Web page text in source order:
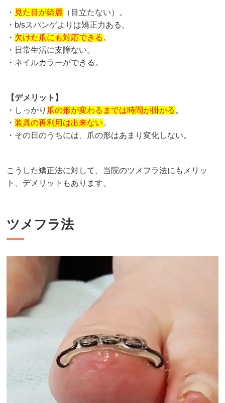
・ 見た目が綺麗 （目立たない）。
・b/sスパンゲよりは矯正力ある。
・ 欠けた爪にも対応できる 。
・日常生活に支障ない。
・ネイルカラーができる。
【デメリット】
・しっかり 爪の形が変わるまでは時間が掛かる 。
・装具の再利用は出来ない。
・その日のうちには、爪の形はあまり変化しない。
こうした矯正法に対して、当院のツメフラ法にもメリッ
ト、デメリットもあります。
ツメフラ法